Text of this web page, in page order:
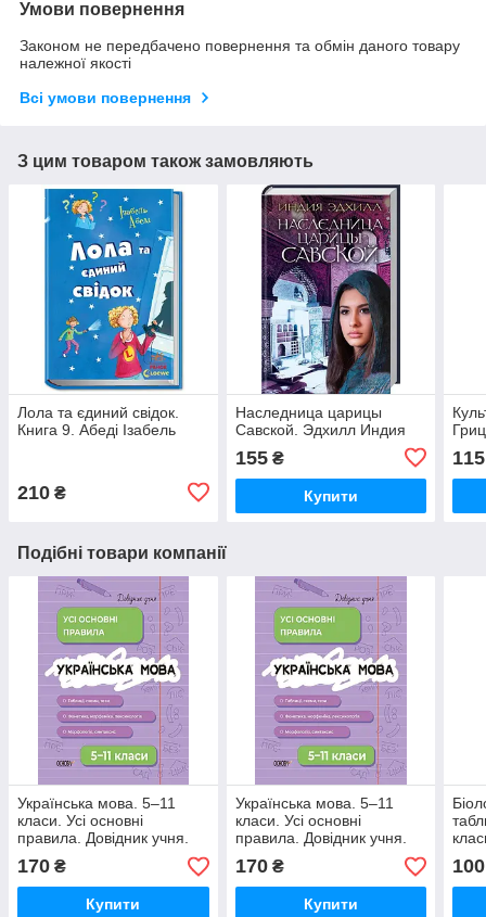
Умови повернення
Законом не передбачено повернення та обмін даного товару
належної якості
Всі умови повернення
З цим товаром також замовляють
Лола та єдиний свідок.
Книга 9. Абеді Ізабель
210 ₴
Наследница царицы
Савской. Эдхилл Индия
155₴
Купити
115
Подібні товари компанії
Українська мова. 5–11
класи. Усі основні
правила. Довідник учня.
Коновалова М. Істоміна С.
Безсонова Н.
170 ₴
Купити
Українська мова. 5–11
класи. Усі основні
правила. Довідник учня.
Коновалова М. Істоміна С.
Безсонова Н.
170₴
Купити
100